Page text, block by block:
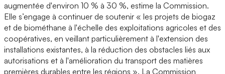
augmentée d'environ 10 % à 30 %, estime la Commission.
Elle s’engage à continuer de soutenir « les projets de biogaz
et de biométhane à l'échelle des exploitations agricoles et des
coopératives, en veillant particulièrement à l'extension des
installations existantes, à la réduction des obstacles liés aux
autorisations et à l'amélioration du transport des matières
premières durables entre les régions ». La Commission